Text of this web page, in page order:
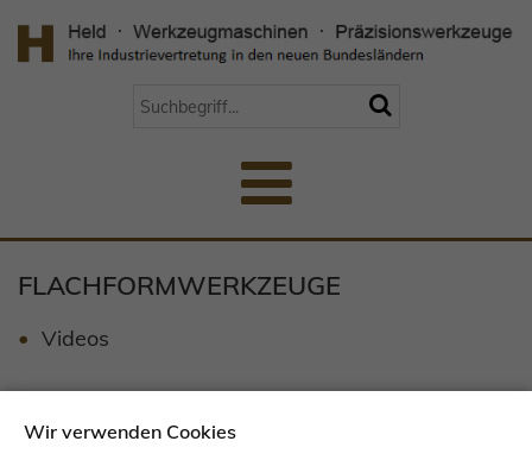
FLACHFORMWERKZEUGE
Videos
Wir verwenden Cookies